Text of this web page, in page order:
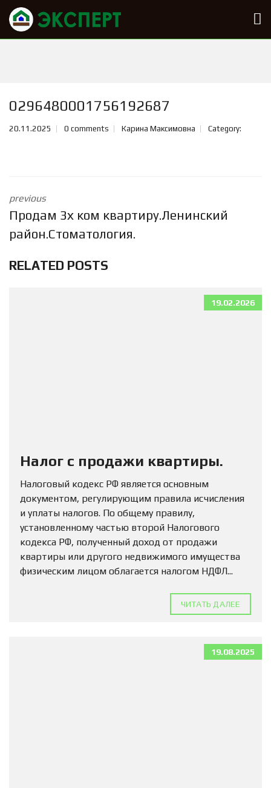
0296480001756192687
20.11.2025 0 comments Карина Максимовна Category:
previous
Продам 3х ком квартиру.Ленинский
район.Стоматология.
RELATED POSTS
19.02.2026
Налог с продажи квартиры.
Налоговый кодекс РФ является основным
документом, регулирующим правила исчисления
и уплаты налогов. По общему правилу,
установленному частью второй Налогового
кодекса РФ, полученный доход от продажи
квартиры или другого недвижимого имущества
физическим лицом облагается налогом НДФЛ...
ЧИТАТЬ ДАЛЕЕ
19.08.2025